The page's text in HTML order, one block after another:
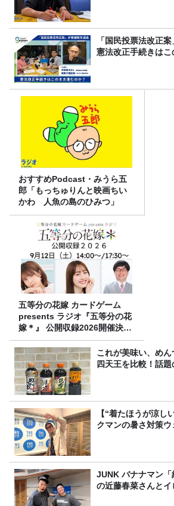
「国民投票法改正
憲法改正手続きはこ
おすすめPodcast・みうら五
郎「もっちゅりんと映画ちい
かわ 人魚の島のひみつ」
五等分の花嫁 カードゲーム
presents ラジオ『五等分の花
嫁＊』 公開収録2026開催決
定！
これが美味い、め
四天王を比較！話
【“着たほうが涼し
クマンの暑さ対策ウ
JUNK バナナマン「約３か月ぶりに登場
の近藤春菜さんとイ